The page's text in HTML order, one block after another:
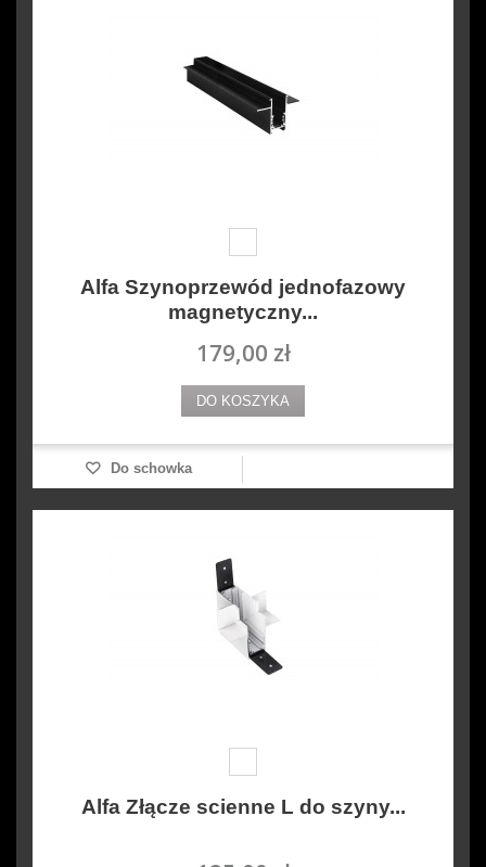
Alfa Szynoprzewód jednofazowy
magnetyczny...
179,00 zł
DO KOSZYKA
Do schowka
Alfa Złącze scienne L do szyny...